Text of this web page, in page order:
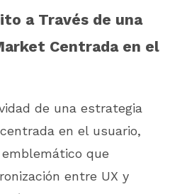
a Través de una
Centrada en el
de una estrategia
en el usuario,
que
entre UX y